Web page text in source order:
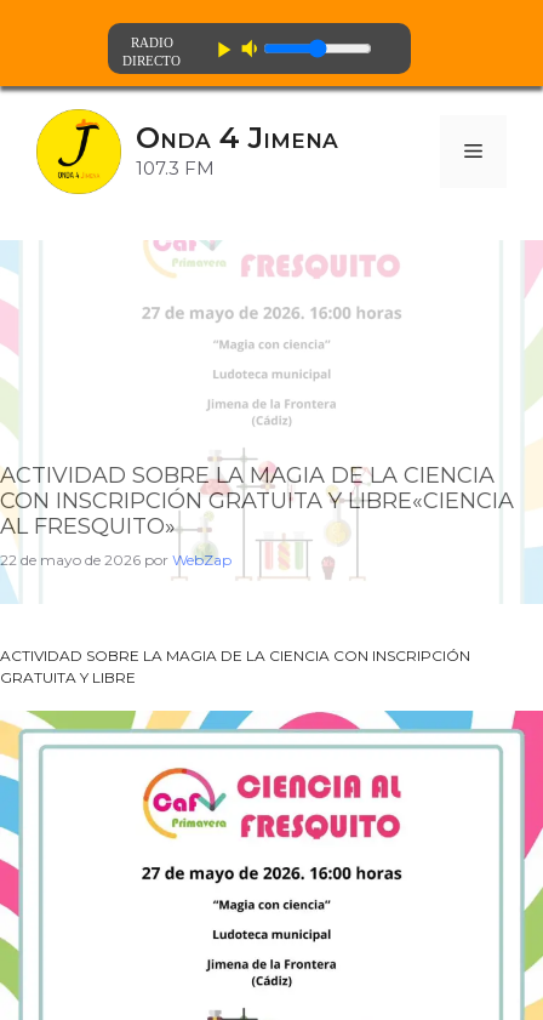
Saltar
contenido
play_arrow volume_down
Onda 4 Jimena
107.3 FM
Menú
ACTIVIDAD SOBRE LA MAGIA DE LA CIENCIA
CON INSCRIPCIÓN GRATUITA Y LIBRE«CIENCIA
AL FRESQUITO»
22 de mayo de 2026 por WebZap
ACTIVIDAD SOBRE LA MAGIA DE LA CIENCIA CON INSCRIPCIÓN
GRATUITA Y LIBRE